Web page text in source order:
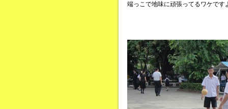
端っこで地味に頑張ってるワケです